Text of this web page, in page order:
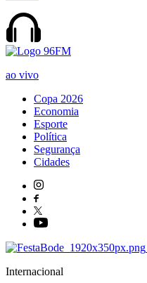
ao vivo
Copa 2026
Economia
Esporte
Política
Segurança
Cidades
Internacional